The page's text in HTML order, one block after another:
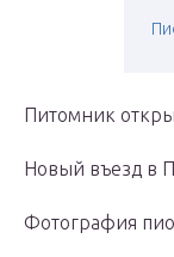
Питомник
Новый въезд в
Фотография